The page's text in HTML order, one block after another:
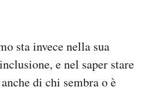
sta invece nella sua
e nel saper stare
di chi sembra o è